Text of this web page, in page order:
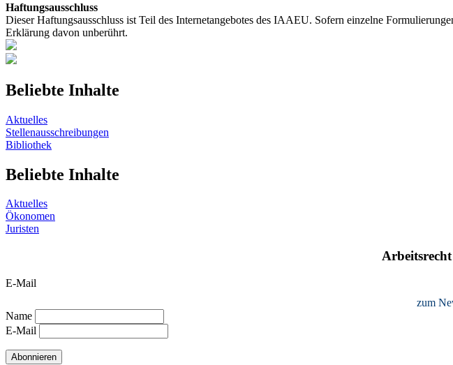
Haftungsausschluss
Dieser Haftungsausschluss ist Teil des Internetangebotes des IAAEU. Sofern einzelne
Erklärung davon unberührt.
Beliebte Inhalte
Aktuelles
Stellenausschreibungen
Bibliothek
Beliebte Inhalte
Aktuelles
Ökonomen
Juristen
E-Mail
zum
Name
E-Mail
Abonnieren